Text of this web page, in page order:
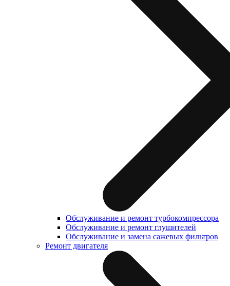
Обслуживание и ремонт турбокомпрессора
Обслуживание и ремонт глушителей
Обслуживание и замена сажевых фильтров
Ремонт двигателя